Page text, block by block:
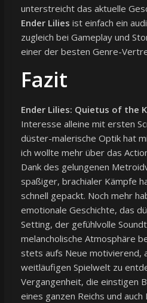
unterstreicht das aktuelle
Ender Lilies ist einfach ein
zugleich bei Gameplay und
einer der besten Genre-
Fazit
Ender Lilies: Quietus of the
Interesse alleine mit ersten
düster-malerische Optik hat
ich wollte mehr über das
Dank des gelungenen
spaßiger, brachialer Kämpfe
schnell gepackt. Noch mehr
emotionale Geschichte, das
Setting, der gefühlvolle
melancholische Atmosphäre
stets aufs Neue motivierend,
weitläufigen Spielwelt zu
Vergangenheit, die einstigen
eines ganzen Reichs und auch